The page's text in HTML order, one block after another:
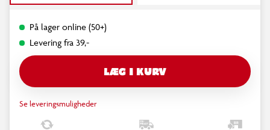
På lager online (50+)
Levering fra 39,-
LÆG I KURV
Se leveringsmuligheder